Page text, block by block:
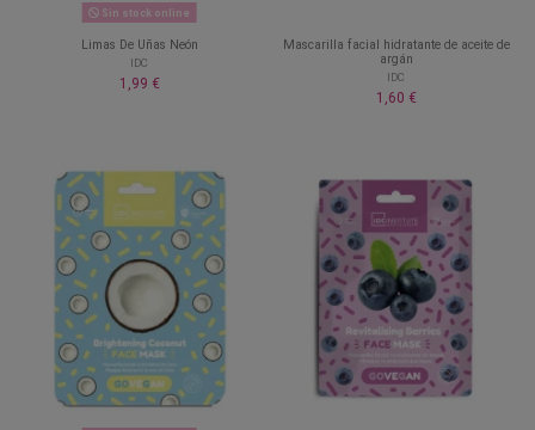
Sin stock online
Limas De Uñas Neón
IDC
1,99 €
Mascarilla facial hidratante de aceite de
argán
IDC
1,60 €